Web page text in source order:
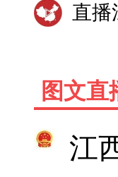
直播
图文直
江